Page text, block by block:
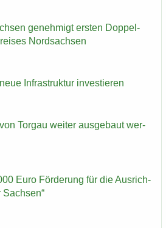
ge­neh­migt ers­ten Dop­pel­
Nord­sach­sen
In­fra­struk­tur in­ves­tie­ren
Tor­gau wei­ter aus­ge­baut wer­
Euro För­de­rung für die Aus­rich­
Sach­sen“